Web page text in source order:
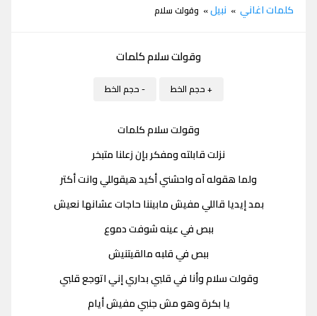
كلمات اغاني » نبيل» وقولت سلام
وقولت سلام كلمات
+ حجم الخط - حجم الخط
وقولت سلام كلمات
نزلت قابلته ومفكر بإن زعلنا متبخر
ولما هقوله آه واحشني أكيد هيقوللي وانت أكتر
بمد إيديا قاللي مفيش مابيننا حاجات عشانها نعيش
ببص في عينه شوفت دموع
ببص في قلبه مالقيتنيش
وقولت سلام وأنا في قلبي بداري إني اتوجع قلبي
يا بكرة وهو مش جنبي مفيش أيام